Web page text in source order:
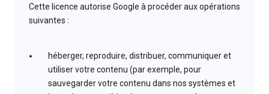
Cette licence autorise Google à procéder aux opérations
suivantes :
héberger, reproduire, distribuer, communiquer et
utiliser votre contenu (par exemple, pour
sauvegarder votre contenu dans nos systèmes et